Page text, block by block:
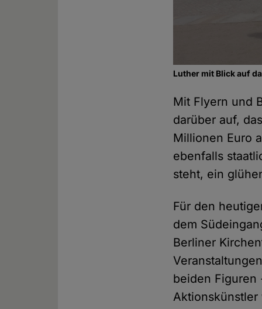
Luther mit Blick auf
Mit Flyern und
darüber auf,
Millionen Euro
ebenfalls
steht, ein
Für den
dem
Berliner
beiden Figuren